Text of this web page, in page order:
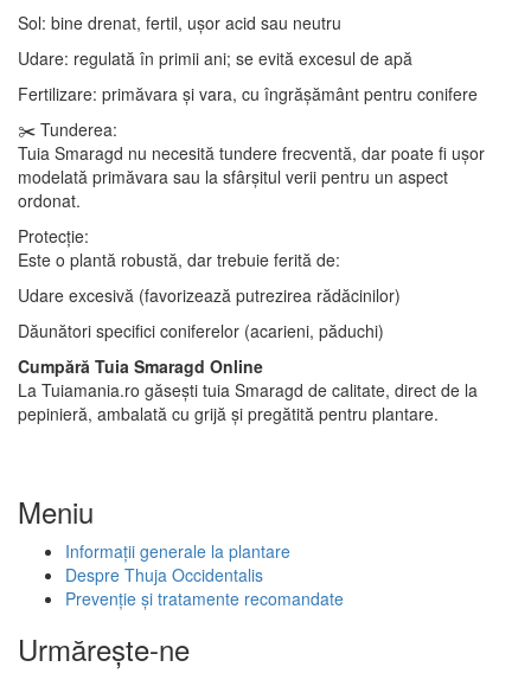
Sol: bine drenat, fertil, ușor acid sau neutru
Udare: regulată în primii ani; se evită excesul de apă
Fertilizare: primăvara și vara, cu îngrășământ pentru conifere
✂️ Tunderea:
Tuia Smaragd nu necesită tundere frecventă, dar poate fi ușor
modelată primăvara sau la sfârșitul verii pentru un aspect
ordonat.
Protecție:
Este o plantă robustă, dar trebuie ferită de:
Udare excesivă (favorizează putrezirea rădăcinilor)
Dăunători specifici coniferelor (acarieni, păduchi)
Cumpără Tuia Smaragd Online
La Tuiamania.ro găsești tuia Smaragd de calitate, direct de la
pepinieră, ambalată cu grijă și pregătită pentru plantare.
Meniu
Informații generale la plantare
Despre Thuja Occidentalis
Prevenție și tratamente recomandate
Urmăreşte-ne